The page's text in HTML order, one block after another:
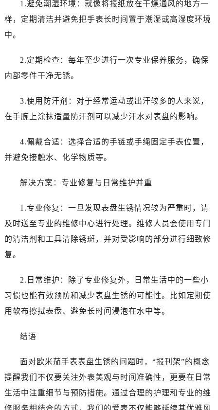
1.避免潮湿环境：就像将报纸放在干燥通风的地方一
样，定期清洁并避免把手表长时间置于潮湿或高湿度环境
中。
2.定期检查：每年至少进行一次专业保养服务，确保
内部零件干净无锈。
3.使用防汗剂：对于经常运动或出汗较多的人来说，
在手腕上涂抹适量防汗剂可以减少汗水对表盘的影响。
4.佩戴合适：选择合适的手链或手绳固定手表位置，
并避免接触水、化学物质等。
解决方案：专业修复与日常维护并重
1.专业修复：一旦发现表盘生锈情况较为严重时，请
及时送至专业的维修中心进行处理。维修人员会使用专门
的清洁剂和工具清除锈斑，并对受影响的部分进行细致修
复。
2.日常维护：除了专业修复外，日常生活中的一些小
习惯也能有效预防和减少表盘生锈的可能性。比如定期使
用软布擦拭表盘、避免长时间浸泡在水中等。
结语
面对欧米茄手表表盘生锈的问题时，“报刊架”的概念
提醒我们不仅要关注外表美观与时间准确性，更要在日常
生活中注重细节与预防措施。通过合理的护理和专业的维
修服务相结合的方式，我们的爱表不仅能够延续其优雅风